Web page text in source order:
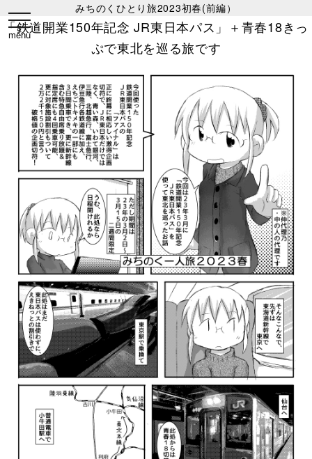
みちのくひとり旅2023初春(前編）
「鉄道開業150年記念 JR東日本パス」＋青春18きっ
ぷで東北を巡る旅です
toggle
navigation
menu